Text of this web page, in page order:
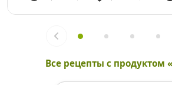
Все рецепты с продуктом